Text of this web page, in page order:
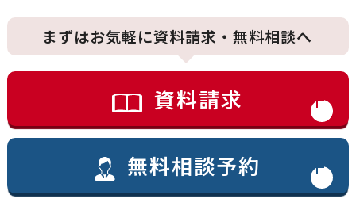
まずはお気軽に資料請求・無料相談へ
資料請求
無料相談予約